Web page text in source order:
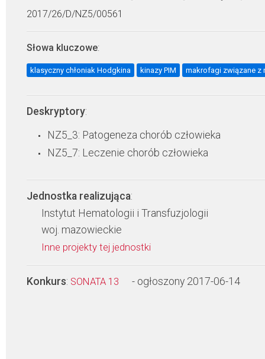
2017/26/D/NZ5/00561
Słowa kluczowe:
klasyczny chłoniak Hodgkina kinazy PIM makrofagi związane z
Deskryptory:
NZ5_3: Patogeneza chorób człowieka
NZ5_7: Leczenie chorób człowieka
Jednostka realizująca:
Instytut Hematologii i Transfuzjologii
woj. mazowieckie
Inne projekty tej jednostki
Konkurs: SONATA 13 - ogłoszony 2017-06-14